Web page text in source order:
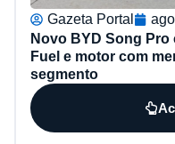
Gazeta Portal
Novo BYD Song
Fuel e motor com
segmento